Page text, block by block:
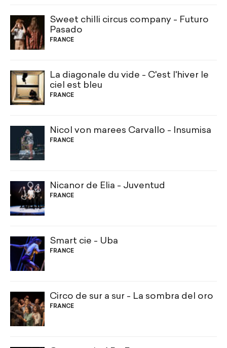
Sweet chilli circus company - Futuro
Pasado
FRANCE
La diagonale du vide - C'est l'hiver le
ciel est bleu
FRANCE
Nicol von marees Carvallo - Insumisa
FRANCE
Nicanor de Elia - Juventud
FRANCE
Smart cie - Uba
FRANCE
Circo de sur a sur - La sombra del oro
FRANCE